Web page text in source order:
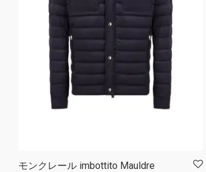
モンクレール imbottito Mauldre